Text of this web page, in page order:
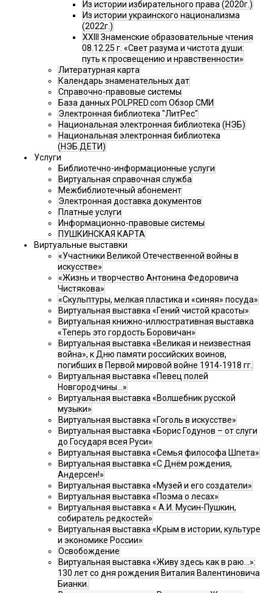
Из истории избирательного права (2020г.)
Из истории украинского национализма
(2022г.)
XXIII Знаменские образовательные чтения
08.12.25 г. «Свет разума и чистота души:
путь к просвещению и нравственности»
Литературная карта
Календарь знаменательных дат
Справочно-правовые системы
База данных POLPRED.com Обзор СМИ
Электронная библиотека "ЛитРес"
Национальная электронная библиотека (НЭБ)
Национальная электронная библиотека
(НЭБ.ДЕТИ)
Услуги
Библиотечно-информационные услуги
Виртуальная справочная служба
Межбиблиотечный абонемент
Электронная доставка документов
Платные услуги
Информационно-правовые системы
ПУШКИНСКАЯ КАРТА
Виртуальные выставки
«Участники Великой Отечественной войны в
искусстве»
«Жизнь и творчество Антонина Федоровича
Чистякова»
«Скульптуры, мелкая пластика и «синяя» посуда»
Виртуальная выставка «Гений чистой красоты»
Виртуальная книжно-иллюстративная выставка
«Теперь это гордость Боровичан»
Виртуальная выставка «Великая и неизвестная
война», к Дню памяти российских воинов,
погибших в Первой мировой войне 1914-1918 гг.
Виртуальная выставка «Певец полей
Новгородчины…»
Виртуальная выставка «Волшебник русской
музыки»
Виртуальная выставка «Гоголь в искусстве»
Виртуальная выставка «Борис Годунов – от слуги
до Государя всея Руси»
Виртуальная выставка «Семья философа Шпета»
Виртуальная выставка «С Днём рождения,
Андерсен!»
Виртуальная выставка «Музей и его создатели»
Виртуальная выставка «Поэма о лесах»
Виртуальная выставка « А.И. Мусин-Пушкин,
собиратель редкостей»
Виртуальная выставка «Крым в истории, культуре
и экономике России»
Освобождение
Виртуальная выставка «Живу здесь как в раю…»:
130 лет со дня рождения Виталия Валентиновича
Бианки.